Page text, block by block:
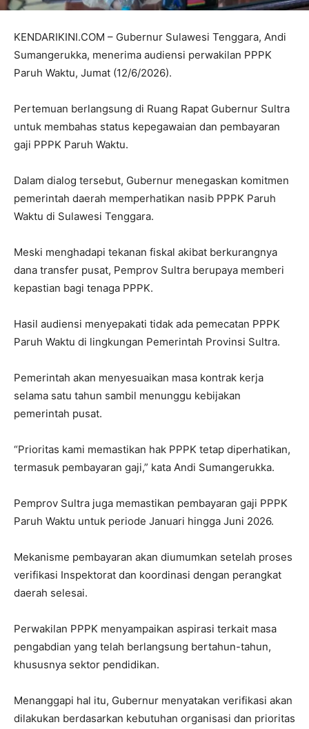
KENDARIKINI.COM – Gubernur Sulawesi Tenggara, Andi
Sumangerukka, menerima audiensi perwakilan PPPK
Paruh Waktu, Jumat (12/6/2026).
Pertemuan berlangsung di Ruang Rapat Gubernur Sultra
untuk membahas status kepegawaian dan pembayaran
gaji PPPK Paruh Waktu.
Dalam dialog tersebut, Gubernur menegaskan komitmen
pemerintah daerah memperhatikan nasib PPPK Paruh
Waktu di Sulawesi Tenggara.
Meski menghadapi tekanan fiskal akibat berkurangnya
dana transfer pusat, Pemprov Sultra berupaya memberi
kepastian bagi tenaga PPPK.
Hasil audiensi menyepakati tidak ada pemecatan PPPK
Paruh Waktu di lingkungan Pemerintah Provinsi Sultra.
Pemerintah akan menyesuaikan masa kontrak kerja
selama satu tahun sambil menunggu kebijakan
pemerintah pusat.
“Prioritas kami memastikan hak PPPK tetap diperhatikan,
termasuk pembayaran gaji,” kata Andi Sumangerukka.
Pemprov Sultra juga memastikan pembayaran gaji PPPK
Paruh Waktu untuk periode Januari hingga Juni 2026.
Mekanisme pembayaran akan diumumkan setelah proses
verifikasi Inspektorat dan koordinasi dengan perangkat
daerah selesai.
Perwakilan PPPK menyampaikan aspirasi terkait masa
pengabdian yang telah berlangsung bertahun-tahun,
khususnya sektor pendidikan.
Menanggapi hal itu, Gubernur menyatakan verifikasi akan
dilakukan berdasarkan kebutuhan organisasi dan prioritas